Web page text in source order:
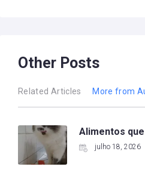
Other Posts
Related Articles More from
Alimentos
julho 18, 2026